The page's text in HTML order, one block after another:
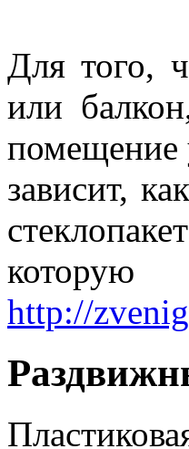
Для того,
или
помещение
зависит,
http://